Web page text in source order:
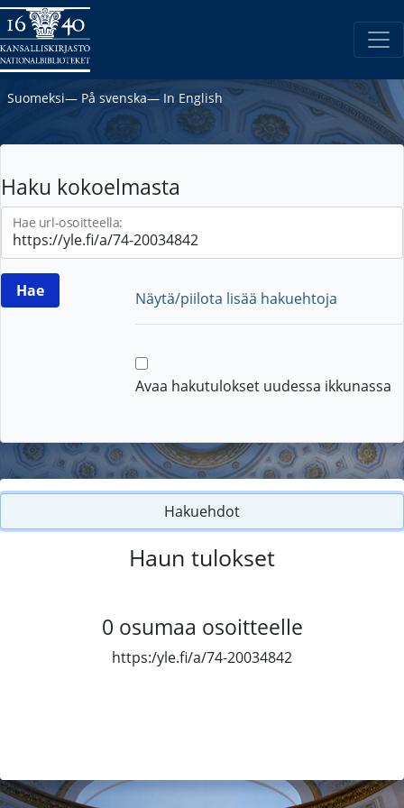
Suomeksi― På svenska― In English
Haku kokoelmasta
Hae url-osoitteella:
Näytä/piilota lisää hakuehtoja
Avaa hakutulokset uudessa ikkunassa
Hakuehdot
Haun tulokset
0 osumaa osoitteelle
https:/yle.fi/a/74-20034842